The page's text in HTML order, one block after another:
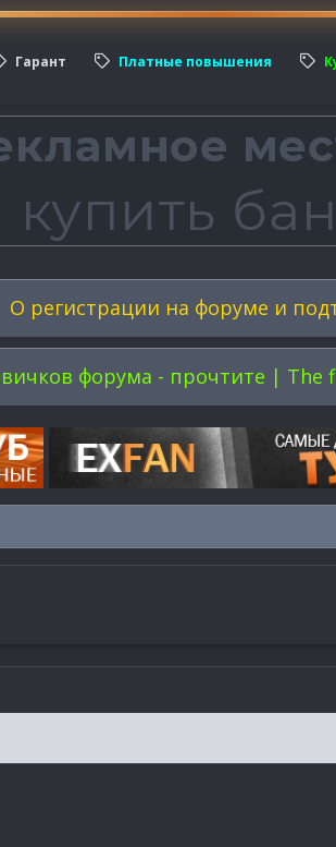
Гарант Платные повышения
О регистрации на форуме и
форума - прочтите | The